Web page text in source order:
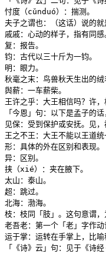
忖度（cǔnduó）：揣测。
夫子之谓也：（这话）说的
戚戚：心动的样子，指有同感
复：报告。
钧：古代以三十斤为一钧。
明：眼力。
秋毫之末：鸟兽秋天生出的绒
舆薪：一车薪柴。
王许之乎：大王相信吗？许，
「今恩」句：以下是孟子的
见保：受到保护或安抚。见，
王之不王：大王不能以王道统
形：具体的外在区别和表现。
异：区别。
挟（xié）：夹在腋下。
太山：泰山。
超：跳过。
北海：渤海。
枝：枝同「肢」。这句意谓
老吾老：第一个「老」字作
运于掌：运转在手掌上，比喻
「《诗》云」句：见于《诗